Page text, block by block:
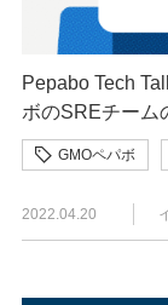
Pepabo Tech
ボのSREチーム
GMOペパボ
2022.04.20